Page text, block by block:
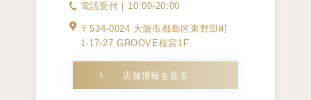
電話受付｜10:00-20:00
〒534-0024 大阪市都島区東野田町
1-17-27 GROOVE桜宮1F
店舗情報を見る